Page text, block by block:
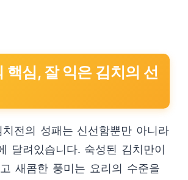
핵심, 잘 익은 김치의 선
치전의 성패는 신선함뿐만 아니라
달려있습니다. 숙성된 김치만이
새콤한 풍미는 요리의 수준을